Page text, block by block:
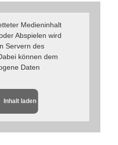
Medieninhalt
Abspielen wird
Servern des
können dem
Daten
Inhalt laden